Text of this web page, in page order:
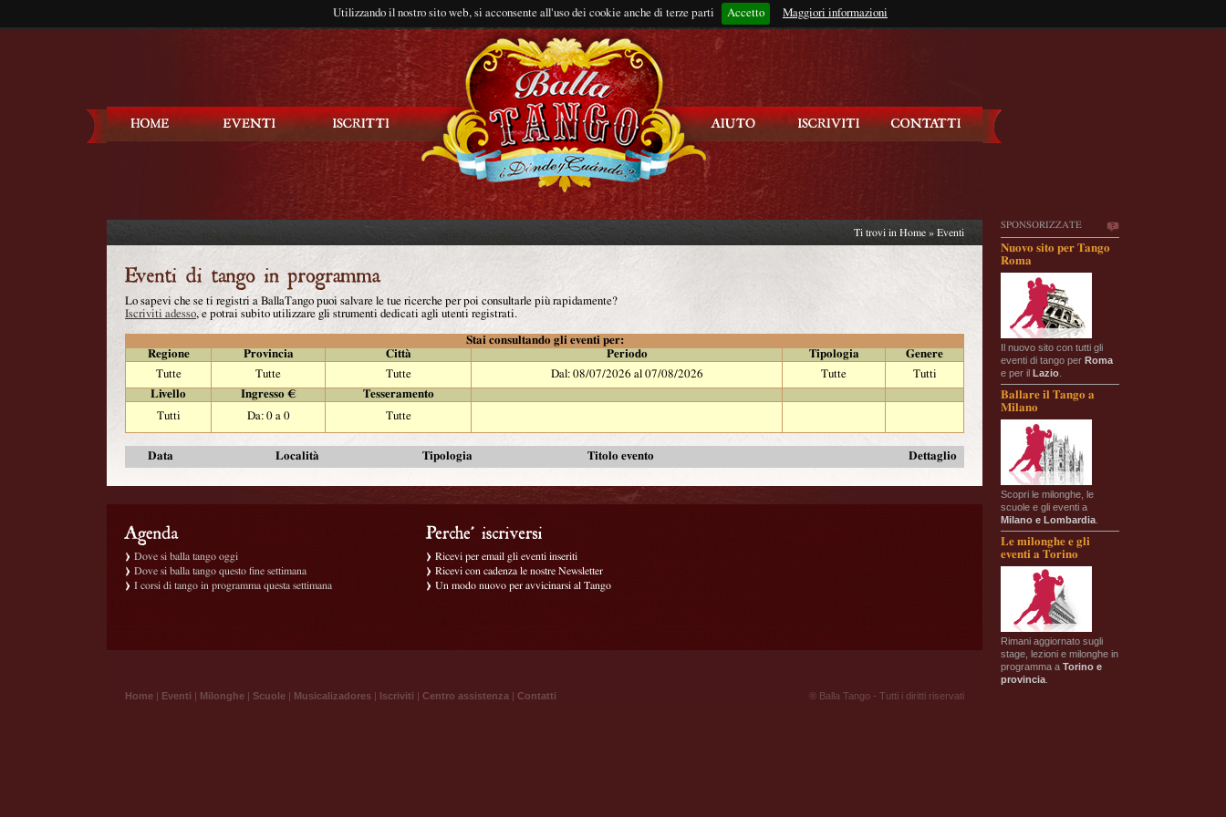
Utilizzando il nostro sito web, si acconsente all'uso dei cookie anche di terze parti Accetto Maggiori informazioni
Rimani connesso?
SPONSORIZZATE
Nuovo sito per Tango
Roma
Il nuovo sito con tutti gli
eventi di tango per Roma
e per il Lazio
Ballare il Tango a
Milano
Scopri le milonghe, le
scuole e gli eventi a
Milano e Lombardia
Le milonghe e gli
eventi a Torino
Rimani aggiornato sugli
stage, lezioni e milonghe in
programma a Torino e
provincia
Ti trovi in Home » Eventi
Lo sapevi che se ti registri a BallaTango puoi salvare le tue ricerche per poi consultarle più rapidamente?
Iscriviti adesso, e potrai subito utilizzare gli strumenti dedicati agli utenti registrati.
Stai consultando gli eventi per:
Regione
Provincia Città Periodo Tipologia
Genere
Tutte
Tutte Tutte Dal: 08/07/2026 al 07/08/2026 Tutte
Tutti
Livello
Ingresso €
Tesseramento
Tutti
Da: 0 a 0 Tutte
Data Località Tipologia Titolo evento Dettaglio
Dove si balla tango oggi
Dove si balla tango questo fine settimana
I corsi di tango in programma questa settimana
Ricevi per email gli eventi inseriti
Ricevi con cadenza le nostre Newsletter
Un modo nuovo per avvicinarsi al Tango
Home | Eventi | Milonghe | Scuole | Musicalizadores | Iscriviti | Centro assistenza | Contatti ® Balla Tango - Tutti i diritti riservati